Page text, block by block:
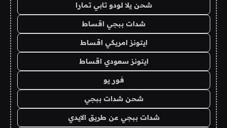
شحن يلا لودو تابي تمارا
شدات ببجي اقساط
ايتونز امريكي اقساط
ايتونز سعودي اقساط
فور يو
شحن شدات ببجي
شدات ببجي عن طريق الايدي